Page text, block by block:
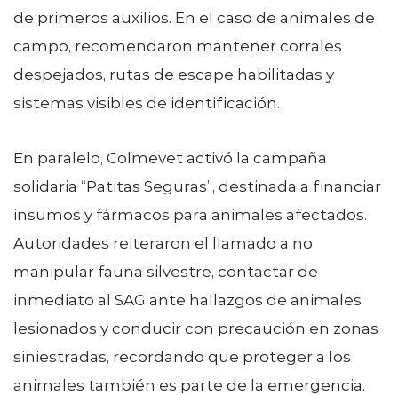
de primeros auxilios. En el caso de animales de
campo, recomendaron mantener corrales
despejados, rutas de escape habilitadas y
sistemas visibles de identificación.
En paralelo, Colmevet activó la campaña
solidaria “Patitas Seguras”, destinada a financiar
insumos y fármacos para animales afectados.
Autoridades reiteraron el llamado a no
manipular fauna silvestre, contactar de
inmediato al SAG ante hallazgos de animales
lesionados y conducir con precaución en zonas
siniestradas, recordando que proteger a los
animales también es parte de la emergencia.